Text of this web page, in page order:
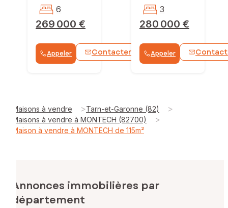
269 000 €
6
Appeler Contacter WhatsApp
280 000 €
3
Appeler
Maisons à vendre >Tarn-et-Garonne (82) >
Maisons à vendre à MONTECH (82700) >
Maison à vendre à MONTECH de 115m²
Annonces immobilières par
département